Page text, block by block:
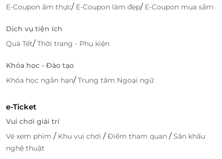
E-Coupon ẩm thực/ E-Coupon làm đẹp/ E-Coupon mua sắm
Dịch vụ tiện ích
Quà Tết/Thời trang - Phụ kiện
Khóa học - Đào tạo
Khóa học ngắn hạn/Trung tâm Ngoại ngữ
e-Ticket
Vui chơi giải trí
Vé xem phim / Khu vui chơi /Điểm tham quan /Sân khấu
nghệ thuật